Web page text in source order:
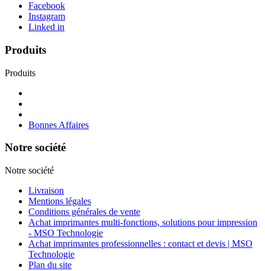
Facebook
Instagram
Linked in
Produits
Produits
Bonnes Affaires
Notre société
Notre société
Livraison
Mentions légales
Conditions générales de vente
Achat imprimantes multi-fonctions, solutions pour impression
- MSO Technologie
Achat imprimantes professionnelles : contact et devis | MSO
Technologie
Plan du site